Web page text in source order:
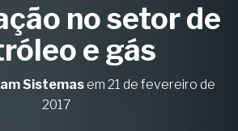
R
N
G
no setor de
e gás
Sistemasem 21 de fevereiro de
2017